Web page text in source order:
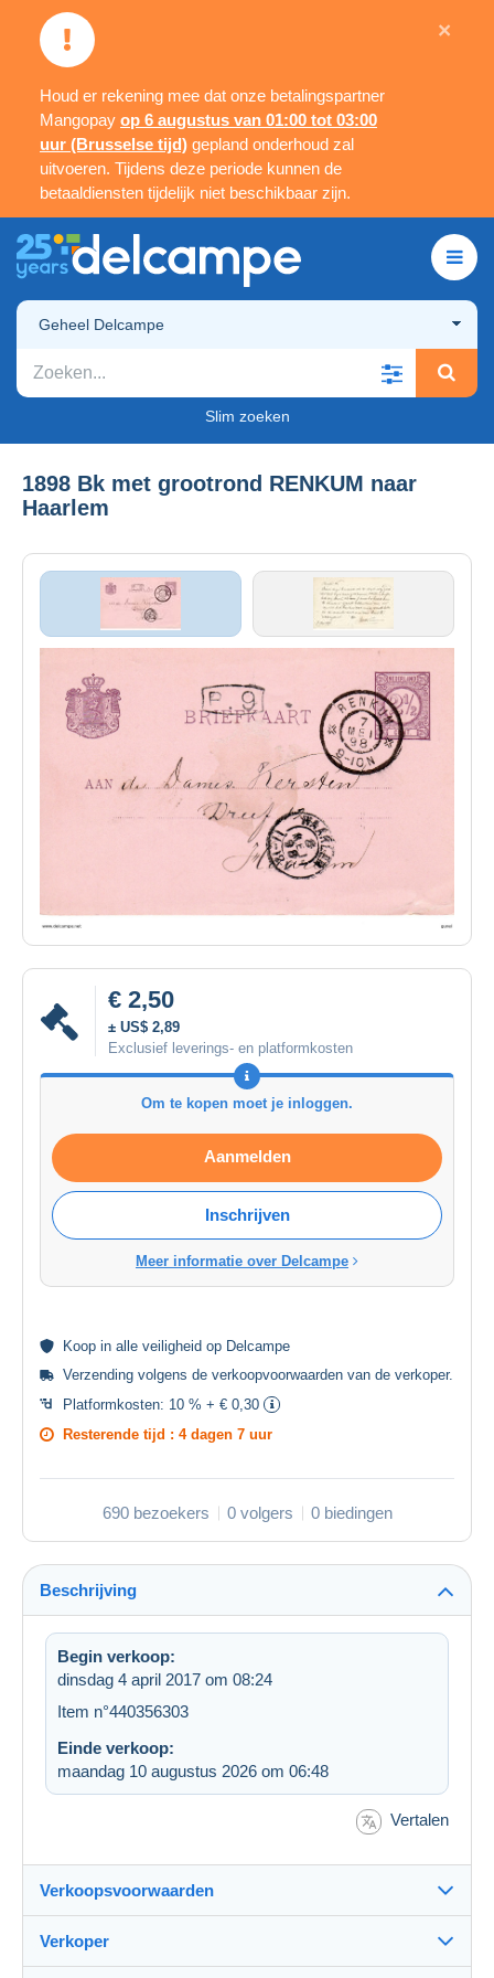
Houd er rekening mee dat onze betalingspartner
Mangopay op 6 augustus van 01:00 tot 03:00
uur (Brusselse tijd) gepland onderhoud zal
uitvoeren. Tijdens deze periode kunnen de
betaaldiensten tijdelijk niet beschikbaar zijn.
×
Geheel Delcampe
Slim zoeken
1898 Bk met grootrond RENKUM naar
Haarlem
€ 2,50
± US$ 2,89
Exclusief leverings- en platformkosten
Om te kopen moet je inloggen.
Aanmelden
Inschrijven
Meer informatie over Delcampe
Koop in alle veiligheid op Delcampe
Verzending volgens de verkoopvoorwaarden van de verkoper.
Platformkosten: 10 % + € 0,30
Resterende tijd : 4 dagen 7 uur
690 bezoekers 0 volgers 0 biedingen
Beschrijving
Begin verkoop:
dinsdag 4 april 2017 om 08:24
Item n°440356303
Einde verkoop:
maandag 10 augustus 2026 om 06:48
Vertalen
Verkoopsvoorwaarden
Bestemming:
Verkoper